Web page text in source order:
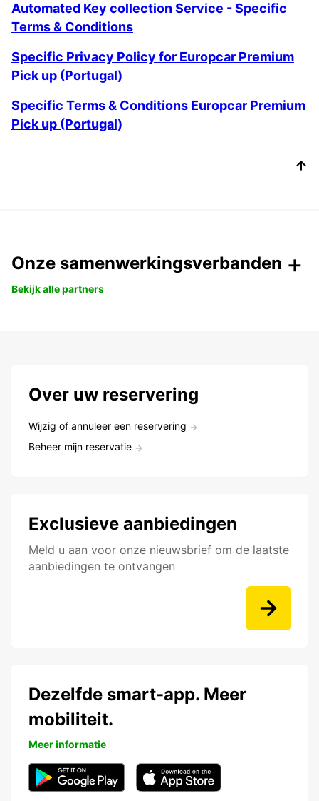
Automated Key collection Service - Specific
Terms & Conditions
Specific Privacy Policy for Europcar Premium
Pick up (Portugal)
Specific Terms & Conditions Europcar Premium
Pick up (Portugal)
Onze samenwerkingsverbanden
Bekijk alle partners
Over uw reservering
Wijzig of annuleer een reservering
Beheer mijn reservatie
Exclusieve aanbiedingen
Meld u aan voor onze nieuwsbrief om de laatste
aanbiedingen te ontvangen
Dezelfde smart-app. Meer
mobiliteit.
Meer informatie